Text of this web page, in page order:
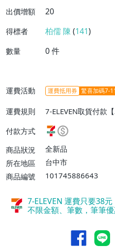
出價增額
20
得標者 柏儒 陳 (141)
數量 0件
運費活動 運費抵用券 驚喜加碼7-
運費規則
7-ELEVEN取貨付款
EVEN取貨不付款【
號【單件運費$60】
付款方式
商品狀況
全新品
所在地區
台中市
商品編號
101745886643
7-ELEVEN 運費只要38元
不限金額、筆數，筆筆優